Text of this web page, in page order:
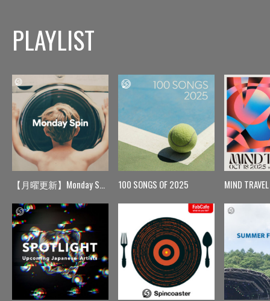
PLAYLIST
【月曜更新】Monday Spin 100 SONGS OF 2025 MIND TRAVEL